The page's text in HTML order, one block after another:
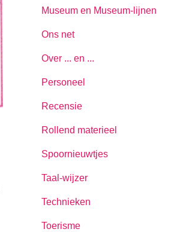
Museum en Museum-lijnen
Ons net
Over ... en ...
Personeel
Recensie
Rollend materieel
Spoornieuwtjes
Taal-wijzer
Technieken
Toerisme